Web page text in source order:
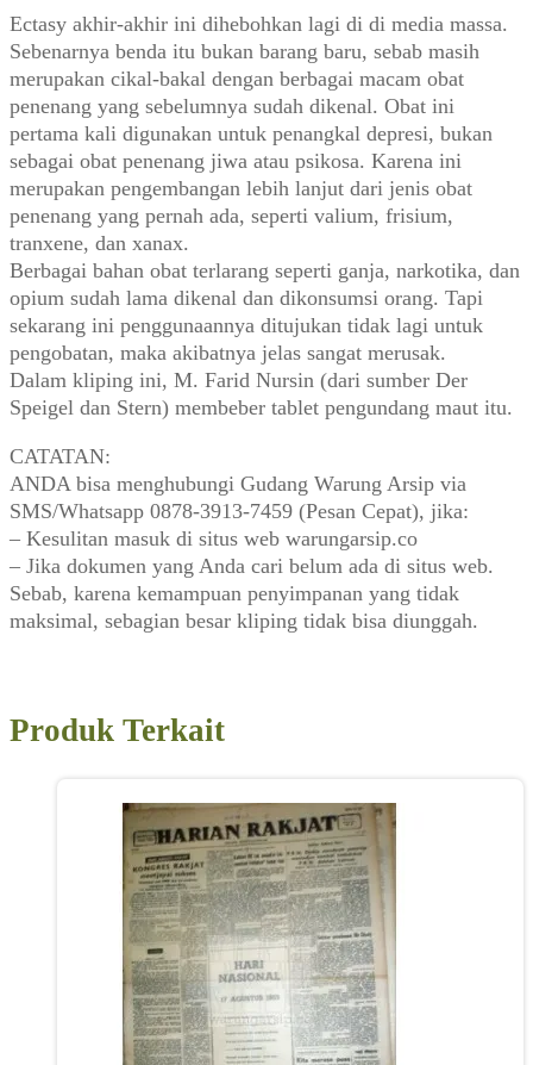
Ectasy akhir-akhir ini dihebohkan lagi di di media massa.
Sebenarnya benda itu bukan barang baru, sebab masih
merupakan cikal-bakal dengan berbagai macam obat
penenang yang sebelumnya sudah dikenal. Obat ini
pertama kali digunakan untuk penangkal depresi, bukan
sebagai obat penenang jiwa atau psikosa. Karena ini
merupakan pengembangan lebih lanjut dari jenis obat
penenang yang pernah ada, seperti valium, frisium,
tranxene, dan xanax.
Berbagai bahan obat terlarang seperti ganja, narkotika, dan
opium sudah lama dikenal dan dikonsumsi orang. Tapi
sekarang ini penggunaannya ditujukan tidak lagi untuk
pengobatan, maka akibatnya jelas sangat merusak.
Dalam kliping ini, M. Farid Nursin (dari sumber Der
Speigel dan Stern) membeber tablet pengundang maut itu.
CATATAN:
ANDA bisa menghubungi Gudang Warung Arsip via
SMS/Whatsapp 0878-3913-7459 (Pesan Cepat), jika:
– Kesulitan masuk di situs web warungarsip.co
– Jika dokumen yang Anda cari belum ada di situs web.
Sebab, karena kemampuan penyimpanan yang tidak
maksimal, sebagian besar kliping tidak bisa diunggah.
Produk Terkait